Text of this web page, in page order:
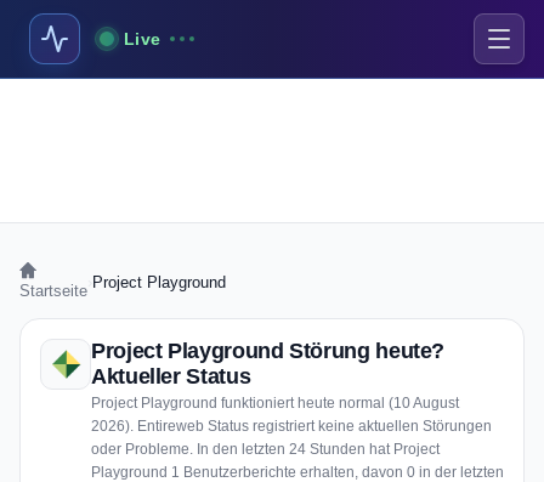
Live
Startseite Project Playground
Project Playground Störung heute?
Aktueller Status
Project Playground funktioniert heute normal (10 August
2026). Entireweb Status registriert keine aktuellen Störungen
oder Probleme. In den letzten 24 Stunden hat Project
Playground 1 Benutzerberichte erhalten, davon 0 in der letzten